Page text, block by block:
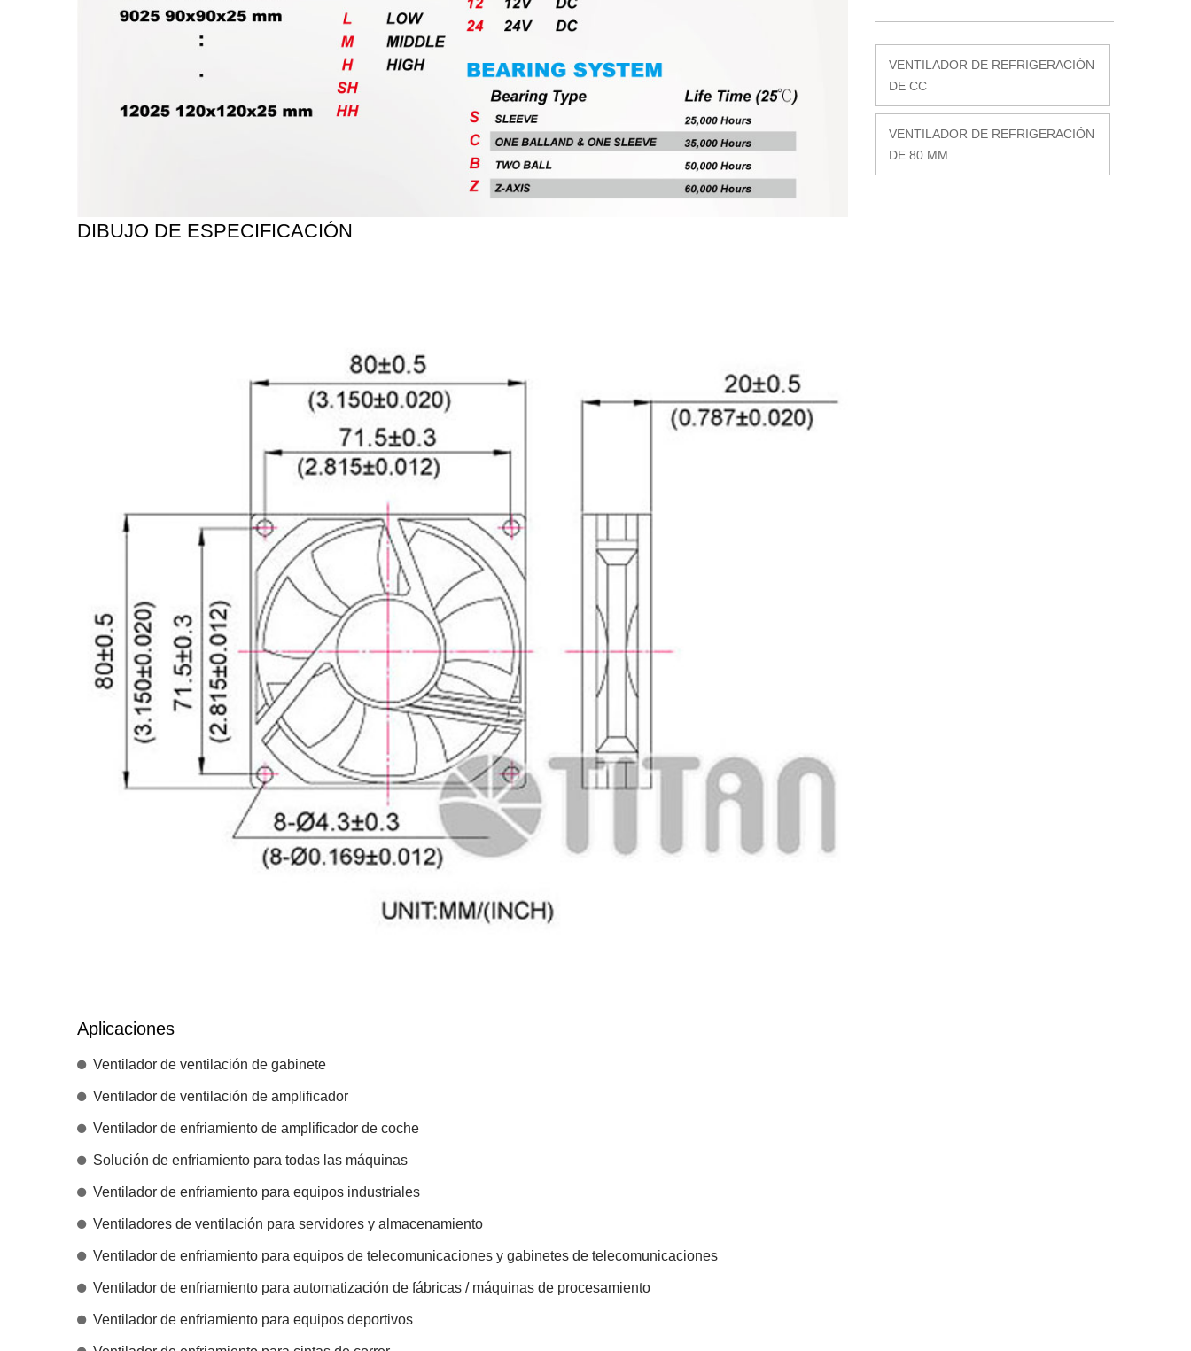
DIBUJO DE ESPECIFICACIÓN
Aplicaciones
Ventilador de ventilación de gabinete
Ventilador de ventilación de amplificador
Ventilador de enfriamiento de amplificador de coche
Solución de enfriamiento para todas las máquinas
Ventilador de enfriamiento para equipos industriales
Ventiladores de ventilación para servidores y almacenamiento
Ventilador de enfriamiento para equipos de telecomunicaciones y gabinetes de telecomunicaciones
Ventilador de enfriamiento para automatización de fábricas / máquinas de procesamiento
Ventilador de enfriamiento para equipos deportivos
VENTILADOR DE REFRIGERACIÓN
DE CC
VENTILADOR DE REFRIGERACIÓN
DE 80 MM